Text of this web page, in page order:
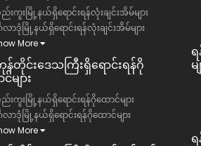
းကူးမြို့နယ်ရှိရောင်းရန်လုံးချင်းအိမ်များ
လာဒုံမြို့နယ်ရှိရောင်းရန်လုံးချင်းအိမ်များ
More
န်တိုင်းဒေသကြီး​ရှိရောင်းရန်ဂို
များ
းကူးမြို့နယ်ရှိရောင်းရန်ဂိုထောင်များ
လာဒုံမြို့နယ်ရှိရောင်းရန်ဂိုထောင်များ
More
မ